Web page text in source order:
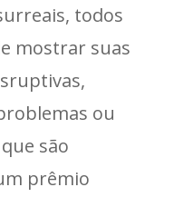
todos
mostrar suas
ou
são
prêmio